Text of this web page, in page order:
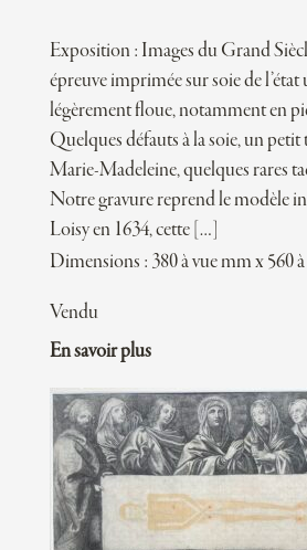
Exposition : Images du Grand
épreuve imprimée sur soie de l’état
légèrement floue, notamment en
Quelques défauts à la soie, un
Marie-Madeleine, quelques rares
Notre gravure reprend le modèle
Loisy en 1634, cette […]
Dimensions : 380 à vue mm x 560
Vendu
En savoir plus